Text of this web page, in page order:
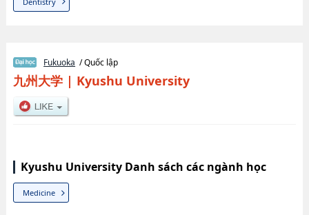
Fukuoka / Quốc lập
九州大学| Kyushu University
Kyushu University Danh sách các ngành học
Medicine